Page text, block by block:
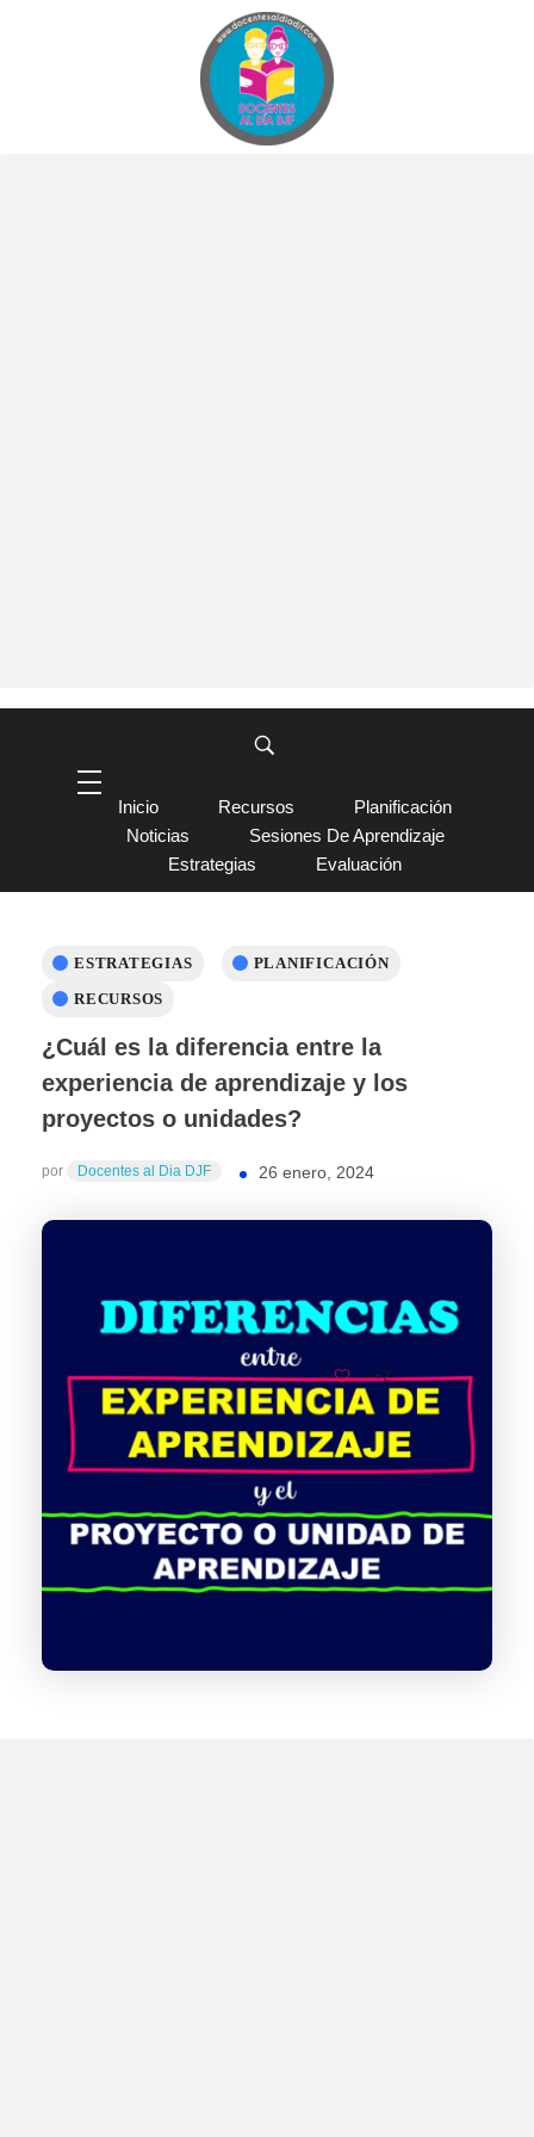
Inicio Recursos
Planificación
Noticias
Sesiones De Aprendizaje
Estrategias
Evaluación
¿Cuál es la diferencia entre la
experiencia de aprendizaje y los
proyectos o unidades?
26 enero, 2024
por Docentes al Dia DJF
ESTRATEGIAS
PLANIFICACIÓN
RECURSOS
+2